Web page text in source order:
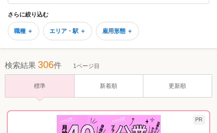
さらに絞り込む
職種 ＋ エリア・駅 ＋ 雇用形態 ＋
検索結果 306件 1ページ目
標準 新着順 更新順
PR